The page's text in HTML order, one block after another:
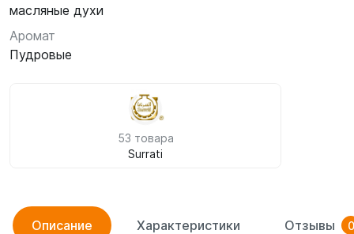
масляные духи
Аромат
Пудровые
53 товара
Surrati
Описание Характеристики Отзывы 0